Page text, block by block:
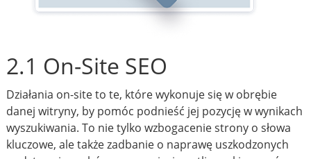
2.1 On-Site SEO
Działania on-site to te, które wykonuje się w obrębie
danej witryny, by pomóc podnieść jej pozycję w wynikach
wyszukiwania. To nie tylko wzbogacenie strony o słowa
kluczowe, ale także zadbanie o naprawę uszkodzonych